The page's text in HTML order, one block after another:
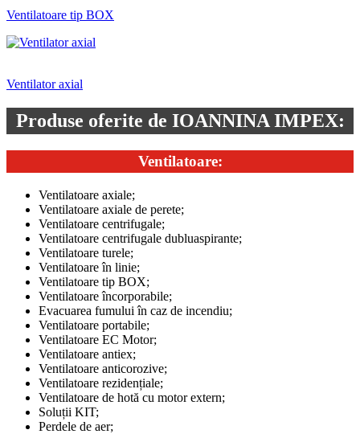
Ventilatoare tip BOX
Ventilator axial
Produse oferite de IOANNINA IMPEX:
Ventilatoare:
Ventilatoare axiale;
Ventilatoare axiale de perete;
Ventilatoare centrifugale;
Ventilatoare centrifugale dubluaspirante;
Ventilatoare turele;
Ventilatoare în linie;
Ventilatoare tip BOX;
Ventilatoare încorporabile;
Evacuarea fumului în caz de incendiu;
Ventilatoare portabile;
Ventilatoare EC Motor;
Ventilatoare antiex;
Ventilatoare anticorozive;
Ventilatoare rezidențiale;
Ventilatoare de hotă cu motor extern;
Soluții KIT;
Perdele de aer;